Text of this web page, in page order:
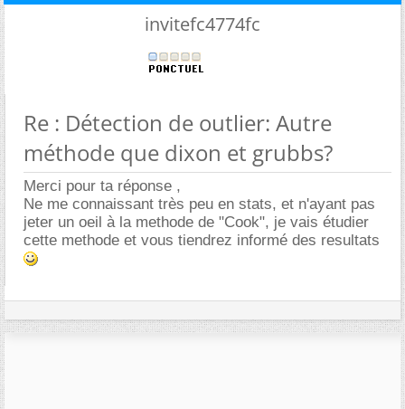
invitefc4774fc
Re : Détection de outlier: Autre
méthode que dixon et grubbs?
Merci pour ta réponse ,
Ne me connaissant très peu en stats, et n'ayant pas
jeter un oeil à la methode de "Cook", je vais étudier
cette methode et vous tiendrez informé des resultats